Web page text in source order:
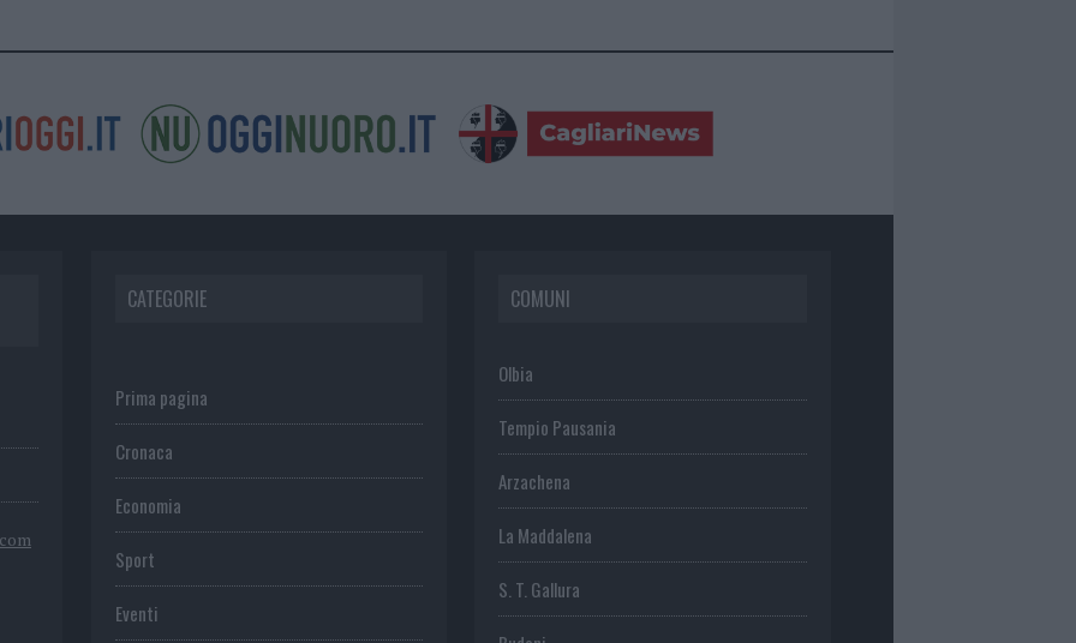
CATEGORIE
Prima pagina
Cronaca
Economia
Sport
Eventi
COMUNI
Olbia
Tempio Pausania
Arzachena
La Maddalena
S. T. Gallura